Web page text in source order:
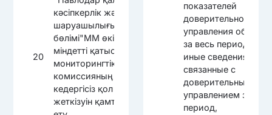
20
кәсіпкерлік және ауыл
шаруашылығы
бөлімі"ММ өкілдерінің
міндетті қатысуымен
мониторингтік
комиссияның
кедергісіз қол
жеткізуін қамтамасыз
показателей
доверительного
управления
за весь период; -
иные сведения,
связанные с
доверительным
управлением за
период,